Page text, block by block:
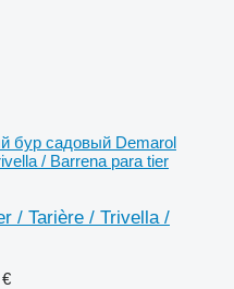
бур садовый Demarol
/ Barrena para tier
/ Tarière / Trivella /